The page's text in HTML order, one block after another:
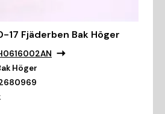
17 Fjäderben Bak Höger
Höger